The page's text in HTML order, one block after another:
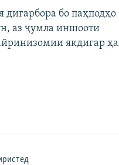
дигарбора бо паҳподҳо
аз ҷумла иншооти
якдигар